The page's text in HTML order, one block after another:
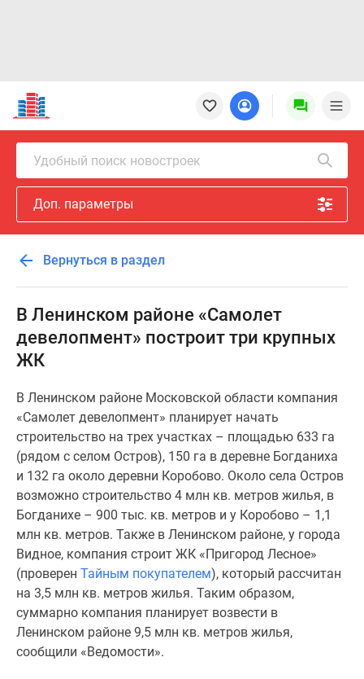
Новостройки
Квартиры
Ипотека
Новостройки
Москвы
Новостройки
Подмосковья
Новостройки
Москвы
Готовые
новостройки
Новостройки
карте
предложения
Коммерческие
помещения
Продавцы
застройщики
Панорамы
новостроек
Видеообзор
новостроек
Экспертиза
новостроек
Экология
Москвы
Удобный поиск новостроек
Доп. параметры
Вернуться в раздел
В Ленинском районе «Самолет
девелопмент» построит три крупных
ЖК
В Ленинском районе Московской области компания
«Самолет девелопмент» планирует начать
строительство на трех участках – площадью 633 га
(рядом с селом Остров), 150 га в деревне Богданиха
и 132 га около деревни Коробово. Около села Остров
возможно строительство 4 млн кв. метров жилья, в
Богданихе – 900 тыс. кв. метров и у Коробово – 1,1
млн кв. метров. Также в Ленинском районе, у города
Видное, компания строит ЖК «Пригород Лесное»
(проверен Тайным покупателем), который рассчитан
на 3,5 млн кв. метров жилья. Таким образом,
суммарно компания планирует возвести в
Ленинском районе 9,5 млн кв. метров жилья,
сообщили «Ведомости».